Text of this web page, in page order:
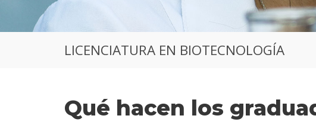
LICENCIATURA EN BIOTECNOLOGÍA
Qué hacen los